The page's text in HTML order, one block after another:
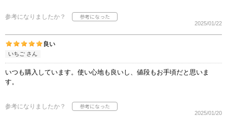
参考になりましたか？
2025/01/22
良い
いちご さん
いつも購入しています。使い心地も良いし、値段もお手頃だと思いま
す。
参考になりましたか？
2025/01/20